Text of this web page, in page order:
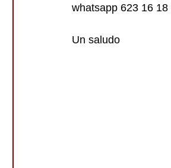
whatsapp 623 16
Un saludo